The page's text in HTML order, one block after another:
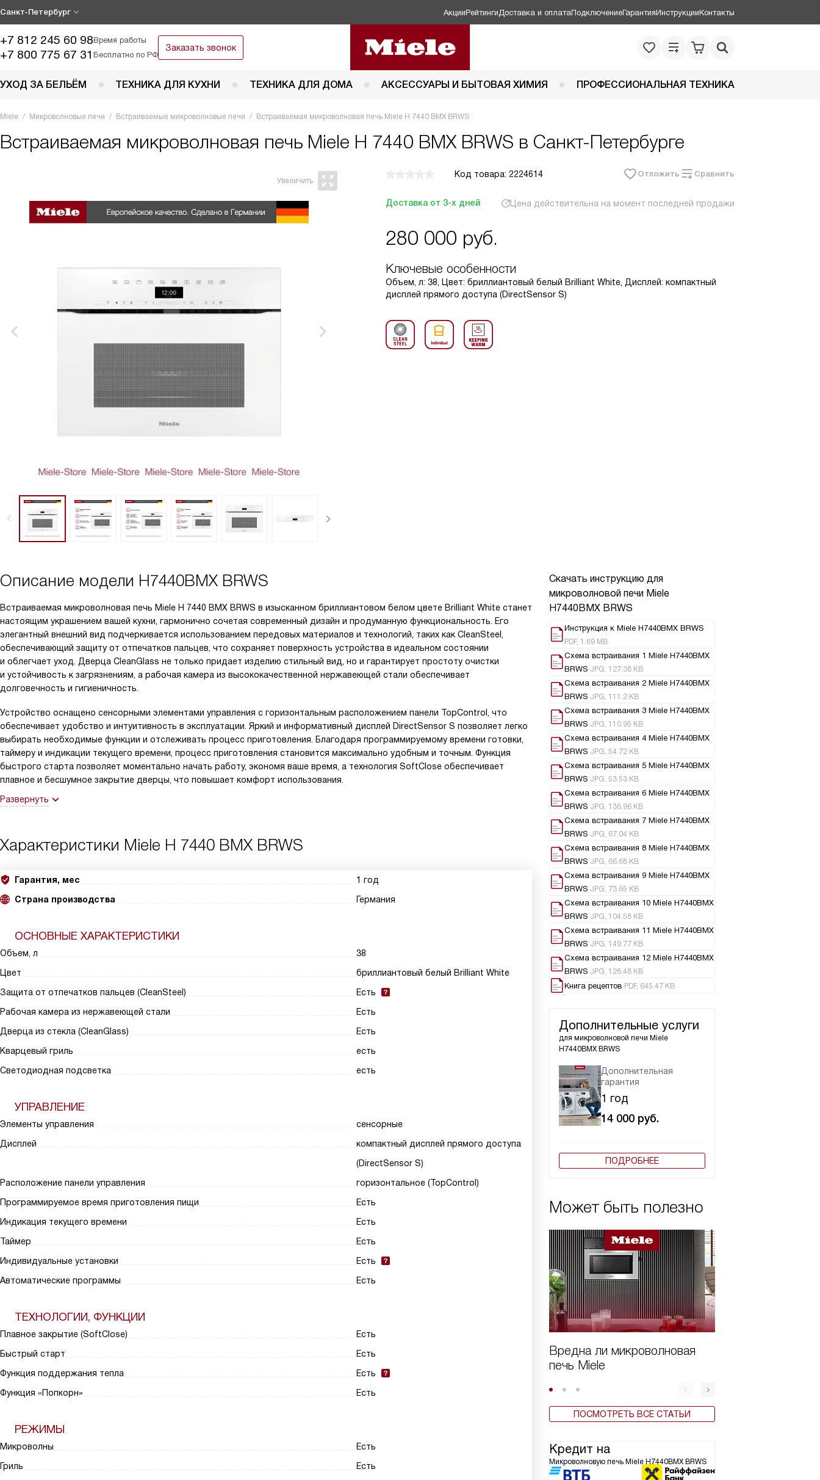
Санкт-Петербург АкцииРейтинги Доставка и оплатаПодключениеГарантияИнструкцииКонтакты
+7 812 245 60 98Время работы
+7 800 775 67 31 Бесплатно по РФ
Заказать звонок
УХОД ЗА БЕЛЬЁМ ТЕХНИКА ДЛЯ КУХНИ ТЕХНИКА ДЛЯ ДОМА АКСЕССУАРЫ И БЫТОВАЯ ХИМИЯ ПРОФЕССИОНАЛЬНАЯ ТЕХНИКА
Miele Микроволновые печи Встраиваемые микроволновые печи Встраиваемая микроволновая печь Miele H 7440 BMX BRWS
Встраиваемая микроволновая печь Miele H 7440 BMX BRWS в Санкт-Петербурге
Код товара: 2224614 Отложить Сравнить
Доставка от 3-х дней Цена действительна на момент последней продажи
280 000 руб.
Ключевые особенности
Объем, л: 38, Цвет: бриллиантовый белый Brilliant White, Дисплей: компактный
дисплей прямого доступа (DirectSensor S)
Скачать инструкцию для
микроволновой печи Miele
H7440BMX BRWS
Инструкция к Miele H7440BMX BRWS
PDF, 1.69 MB
Схема встраивания 1 Miele H7440BMX
BRWS JPG, 127.38 KB
Схема встраивания 2 Miele H7440BMX
BRWS JPG, 111.2 KB
Схема встраивания 3 Miele H7440BMX
BRWS JPG, 110.95 KB
Схема встраивания 4 Miele H7440BMX
BRWS JPG, 54.72 KB
Схема встраивания 5 Miele H7440BMX
BRWS JPG, 53.53 KB
Схема встраивания 6 Miele H7440BMX
BRWS JPG, 136.96 KB
Схема встраивания 7 Miele H7440BMX
BRWS JPG, 67.04 KB
Схема встраивания 8 Miele H7440BMX
BRWS JPG, 66.68 KB
Схема встраивания 9 Miele H7440BMX
BRWS JPG, 73.65 KB
Схема встраивания 10 Miele H7440BMX
BRWS JPG, 104.58 KB
Схема встраивания 11 Miele H7440BMX
BRWS JPG, 149.77 KB
Схема встраивания 12 Miele H7440BMX
BRWS JPG, 126.48 KB
Книга рецептов PDF, 645.47 KB
Дополнительные услуги
для микроволновой печи Miele
H7440BMX BRWS
Дополнительная
гарантия
1 год
14 000 руб.
ПОДРОБНЕЕ
Может быть полезно
Вредна ли микроволновая
печь Miele
ПОСМОТРЕТЬ ВСЕ СТАТЬИ
Кредит на
Микроволновую печь Miele H7440BMX BRWS
Описание модели H7440BMX BRWS
Встраиваемая микроволновая печь Miele H 7440 BMX BRWS в изысканном бриллиантовом белом цвете Brilliant White станет
настоящим украшением вашей кухни, гармонично сочетая современный дизайн и продуманную функциональность. Его
элегантный внешний вид подчеркивается использованием передовых материалов и технологий, таких как CleanSteel,
обеспечивающий защиту от отпечатков пальцев, что сохраняет поверхность устройства в идеальном состоянии
и облегчает уход. Дверца CleanGlass не только придает изделию стильный вид, но и гарантирует простоту очистки
и устойчивость к загрязнениям, а рабочая камера из высококачественной нержавеющей стали обеспечивает
долговечность и гигиеничность.
Устройство оснащено сенсорными элементами управления с горизонтальным расположением панели TopControl, что
обеспечивает удобство и интуитивность в эксплуатации. Яркий и информативный дисплей DirectSensor S позволяет легко
выбирать необходимые функции и отслеживать процесс приготовления. Благодаря программируемому времени готовки,
таймеру и индикации текущего времени, процесс приготовления становится максимально удобным и точным. Функция
быстрого старта позволяет моментально начать работу, экономя ваше время, а технология SoftClose обеспечивает
плавное и бесшумное закрытие дверцы, что повышает комфорт использования.
Развернуть
Характеристики Miele H 7440 BMX BRWS
Гарантия, мес
1 год
Страна производства
Германия
ОСНОВНЫЕ ХАРАКТЕРИСТИКИ
Объем, л
38
Цвет
бриллиантовый белый Brilliant White
Защита от отпечатков пальцев (CleanSteel)
Есть
Рабочая камера из нержавеющей стали
Есть
Дверца из стекла (CleanGlass)
Есть
Кварцевый гриль
есть
Светодиодная подсветка
есть
УПРАВЛЕНИЕ
Элементы управления
сенсорные
Дисплей
компактный дисплей прямого доступа
(DirectSensor S)
Расположение панели управления
горизонтальное (TopControl)
Программируемое время приготовления пищи
Есть
Индикация текущего времени
Есть
Таймер
Есть
Индивидуальные установки
Есть
Автоматические программы
Есть
ТЕХНОЛОГИИ, ФУНКЦИИ
Плавное закрытие (SoftClose)
Есть
Быстрый старт
Есть
Функция поддержания тепла
Есть
Функция «Попкорн»
Есть
РЕЖИМЫ
Микроволны
Есть
Гриль
Есть